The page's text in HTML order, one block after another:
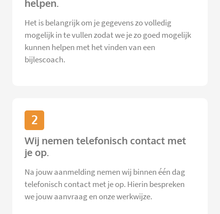
helpen.
Het is belangrijk om je gegevens zo volledig
mogelijk in te vullen zodat we je zo goed mogelijk
kunnen helpen met het vinden van een
bijlescoach.
2
Wij nemen telefonisch contact met
je op.
Na jouw aanmelding nemen wij binnen één dag
telefonisch contact met je op. Hierin bespreken
we jouw aanvraag en onze werkwijze.